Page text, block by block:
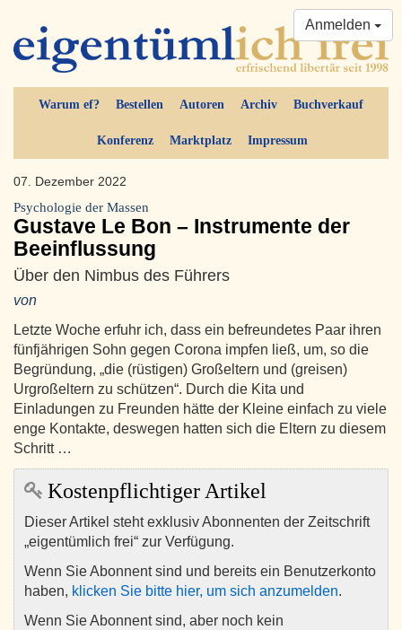
Warum ef? Bestellen Autoren Archiv Buchverkauf
Konferenz Marktplatz Impressum
Anmelden
07. Dezember 2022
Psychologie der Massen
Gustave Le Bon – Instrumente der
Beeinflussung
Über den Nimbus des Führers
von
Letzte Woche erfuhr ich, dass ein befreundetes Paar ihren
fünfjährigen Sohn gegen Corona impfen ließ, um, so die
Begründung, „die (rüstigen) Großeltern und (greisen)
Urgroßeltern zu schützen“. Durch die Kita und
Einladungen zu Freunden hätte der Kleine einfach zu viele
enge Kontakte, deswegen hatten sich die Eltern zu diesem
Schritt …
Kostenpflichtiger Artikel
Dieser Artikel steht exklusiv Abonnenten der Zeitschrift
„eigentümlich frei“ zur Verfügung.
Wenn Sie Abonnent sind und bereits ein Benutzerkonto
haben, klicken Sie bitte hier, um sich anzumelden.
Wenn Sie Abonnent sind, aber noch kein